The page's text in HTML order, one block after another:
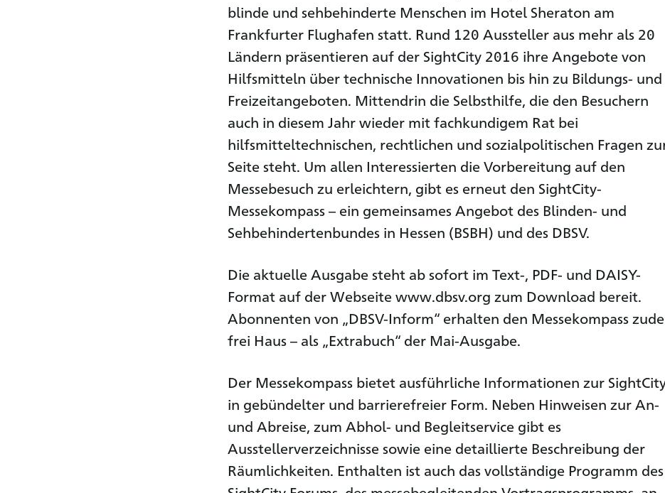
blinde und sehbehinderte Menschen im Hotel Sheraton am
Frankfurter Flughafen statt. Rund 120 Aussteller aus mehr als 20
Ländern präsentieren auf der SightCity 2016 ihre Angebote von
Hilfsmitteln über technische Innovationen bis hin zu Bildungs- und
Freizeitangeboten. Mittendrin die Selbsthilfe, die den Besuchern
auch in diesem Jahr wieder mit fachkundigem Rat bei
hilfsmitteltechnischen, rechtlichen und sozialpolitischen Fragen
Seite steht. Um allen Interessierten die Vorbereitung auf den
Messebesuch zu erleichtern, gibt es erneut den SightCity-
Messekompass – ein gemeinsames Angebot des Blinden- und
Sehbehindertenbundes in Hessen (BSBH) und des DBSV.
Die aktuelle Ausgabe steht ab sofort im Text-, PDF- und DAISY-
Format auf der Webseite www.dbsv.org zum Download bereit.
Abonnenten von „DBSV-Inform“ erhalten den Messekompass
frei Haus – als „Extrabuch“ der Mai-Ausgabe.
Der Messekompass bietet ausführliche Informationen zur
in gebündelter und barrierefreier Form. Neben Hinweisen zur An-
und Abreise, zum Abhol- und Begleitservice gibt es
Ausstellerverzeichnisse sowie eine detaillierte Beschreibung der
Räumlichkeiten. Enthalten ist auch das vollständige Programm des